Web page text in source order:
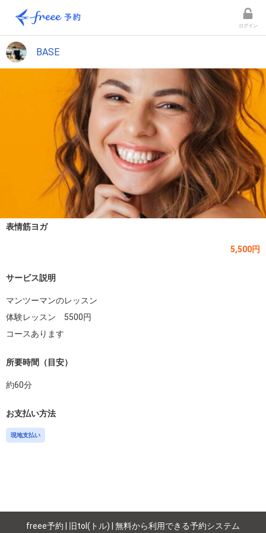
ログイン
BASE
表情筋ヨガ
5,500円
サービス説明
マンツーマンのレッスン
体験レッスン　5500円
コースあります
所要時間（目安）
約60分
お支払い方法
現地支払い
freee予約 | 旧tol(トル) | 無料から利用できる予約システム